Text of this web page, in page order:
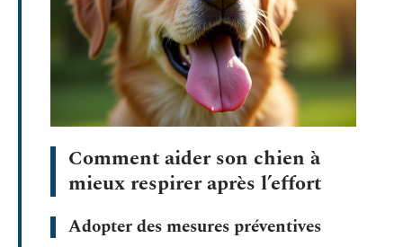
Comment aider son chien à
mieux respirer après l’effort
Adopter des mesures préventives